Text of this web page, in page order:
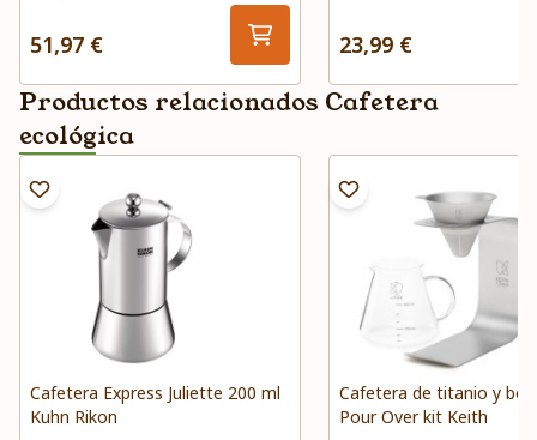
51,97 € 23,99 €
Productos relacionados Cafetera
ecológica
Cafetera Express Juliette 200 ml
Kuhn Rikon
Cafetera de titanio y
Pour Over kit Keith